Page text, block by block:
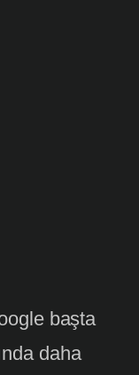
başta
daha